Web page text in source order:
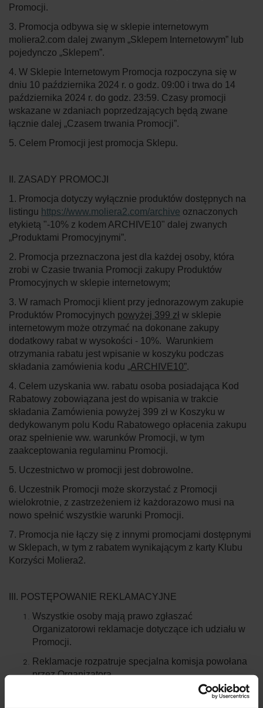
Promocji.
3. Promocja odbywa się w sklepie internetowym
moliera2.com dalej zwanym „Sklepem Internetowym” lub
pojedynczo „Sklepem”.
4. W Sklepie Internetowym Promocja rozpoczyna się w
dniu 10 października 2024 r. o godz. 09:00 i trwa do 14
października 2024 r. do godz. 23:59. Czasy promocji
wskazane w zdaniach poprzedzających będą zwane
łącznie dalej „Czasem trwania Promocji”.
5. Celem Promocji jest promocja Sklepu.
II. ZASADY PROMOCJI
1. Promocja dotyczy wyłącznie produktów dostępnych na
listingu https://www.moliera2.com/archive oznaczonych
etykietą "-10% z kodem ARCHIVE10" dalej zwanych
„Produktami Promocyjnymi”.
2. Promocja przeznaczona jest dla każdej osoby, która
zrobi w Czasie trwania Promocji zakupy Produktów
Promocyjnych w sklepie internetowym;
3. W ramach Promocji klient przy jednorazowym zakupie
Produktów Promocyjnych powyżej 399 zł w sklepie
internetowym może otrzymać na dokonane zakupy
dodatkowy rabat w wysokości - 10%. Warunkiem
otrzymania rabatu jest wpisanie w koszyku podczas
składania zamówienia kodu „ARCHIVE10”.
4. Celem uzyskania ww. rabatu osoba posiadająca Kod
Rabatowy zobowiązana jest do wpisania w trakcie
składania Zamówienia powyżej 399 zł w Koszyku w
dedykowanym polu Kodu Rabatowego opłacenia zakupu
oraz spełnienie ww. warunków Promocji, w tym
zaakceptowania regulaminu Promocji.
5. Uczestnictwo w promocji jest dobrowolne.
6. Uczestnik Promocji może skorzystać z Promocji
wielokrotnie, z zastrzeżeniem iż każdorazowo musi na
nowo spełnić wszystkie warunki Promocji.
7. Promocja nie łączy się z innymi promocjami dostępnymi
w Sklepach, w tym z rabatem wynikającym z karty Klubu
Korzyści Moliera2.
III. POSTĘPOWANIE REKLAMACYJNE
Wszystkie osoby mają prawo zgłaszać
Organizatorowi reklamacje dotyczące ich udziału w
Promocji.
Reklamacje rozpatruje specjalna komisja powołana
przez Organizatora.
Zaleca się, aby reklamacje były sporządzone w